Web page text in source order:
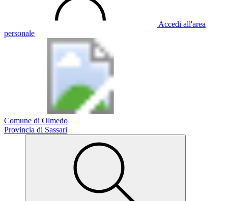
Accedi all'area
personale
Comune di Olmedo
Provincia di Sassari